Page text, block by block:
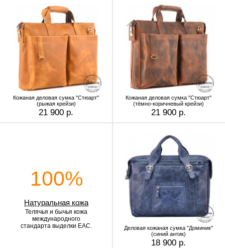
Кожаная деловая сумка "Стюарт"
(рыжая крейзи)
21 900 р.
Кожаная деловая сумка "Стюарт"
(тёмно-коричневый крейзи)
21 900 р.
100%
Натуральная кожа
Телячья и бычья кожа
международного
стандарта выделки EAC.
Деловая кожаная сумка "Доминик"
(синий антик)
18 900 р.